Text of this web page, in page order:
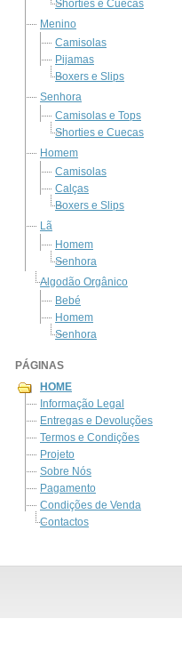
Shorties e Cuecas
Menino
Camisolas
Pijamas
Boxers e Slips
Senhora
Camisolas e Tops
Shorties e Cuecas
Homem
Camisolas
Calças
Boxers e Slips
Lã
Homem
Senhora
Algodão Orgânico
Bebé
Homem
Senhora
PÁGINAS
HOME
Informação Legal
Entregas e Devoluções
Termos e Condições
Projeto
Sobre Nós
Pagamento
Condições de Venda
Contactos